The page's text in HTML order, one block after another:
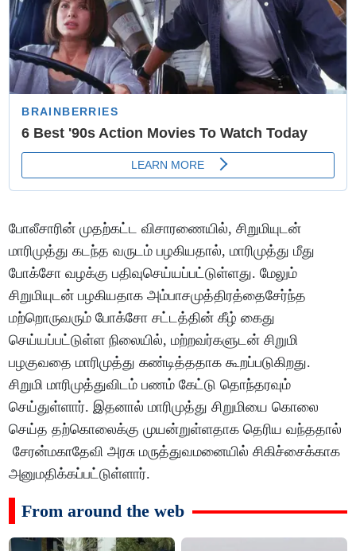
போலீசாரின் முதற்கட்ட விசாரணையில், சிறுமியுடன்
மாரிமுத்து கடந்த வருடம் பழகியதால், மாரிமுத்து மீது
போக்சோ வழக்கு பதிவுசெய்யப்பட்டுள்ளது. மேலும்
சிறுமியுடன் பழகியதாக அம்பாசமுத்திரத்தைசேர்ந்த
மற்றொருவரும் போக்சோ சட்டத்தின் கீழ் கைது
செய்யப்பட்டுள்ள நிலையில், மற்றவர்களுடன் சிறுமி
பழகுவதை மாரிமுத்து கண்டித்ததாக கூறப்படுகிறது.
சிறுமி மாரிமுத்துவிடம் பணம் கேட்டு தொந்தரவும்
செய்துள்ளார். இதனால் மாரிமுத்து சிறுமியை கொலை
செய்த தற்கொலைக்கு முயன்றுள்ளதாக தெரிய வந்ததால்
சேரன்மகாதேவி அரசு மருத்துவமனையில் சிகிச்சைக்காக
அனுமதிக்கப்பட்டுள்ளார்.
From around the web